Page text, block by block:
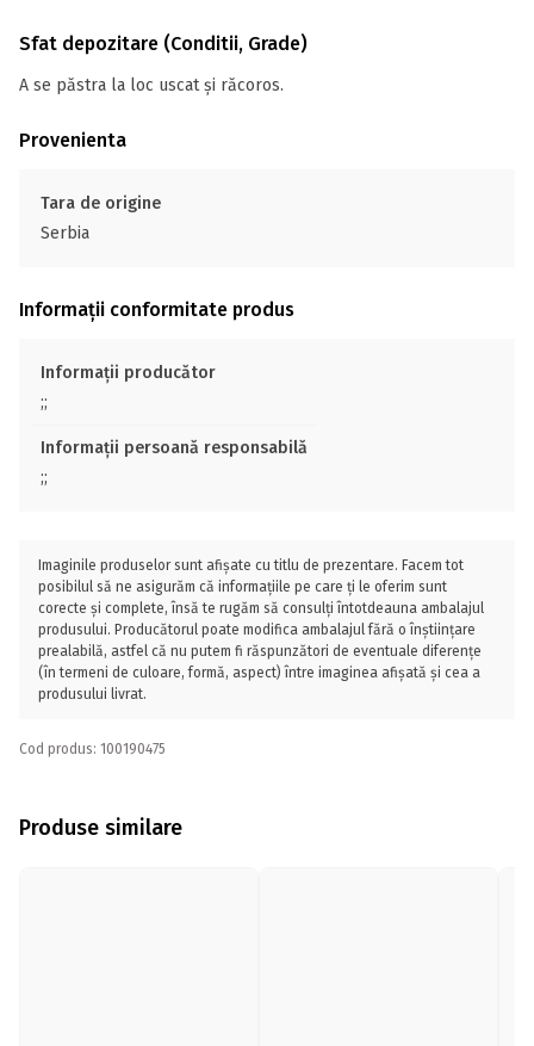
Sfat depozitare (Conditii, Grade)
A se păstra la loc uscat și răcoros.
Provenienta
Tara de origine
Serbia
Informații conformitate produs
Informații producător
;;
Informații persoană responsabilă
;;
Imaginile produselor sunt afișate cu titlu de prezentare. Facem tot
posibilul să ne asigurăm că informațiile pe care ți le oferim sunt
corecte și complete, însă te rugăm să consulți întotdeauna ambalajul
produsului. Producătorul poate modifica ambalajul fără o înștiințare
prealabilă, astfel că nu putem fi răspunzători de eventuale diferențe
(în termeni de culoare, formă, aspect) între imaginea afișată și cea a
produsului livrat.
Cod produs: 100190475
Produse similare